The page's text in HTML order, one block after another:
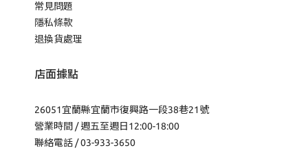
常見問題
隱私條款
退換貨處理
店面據點
26051宜蘭縣宜蘭市復興路一段38巷21號
營業時間 / 週五至週日12:00-18:00
聯絡電話 / 03-933-3650